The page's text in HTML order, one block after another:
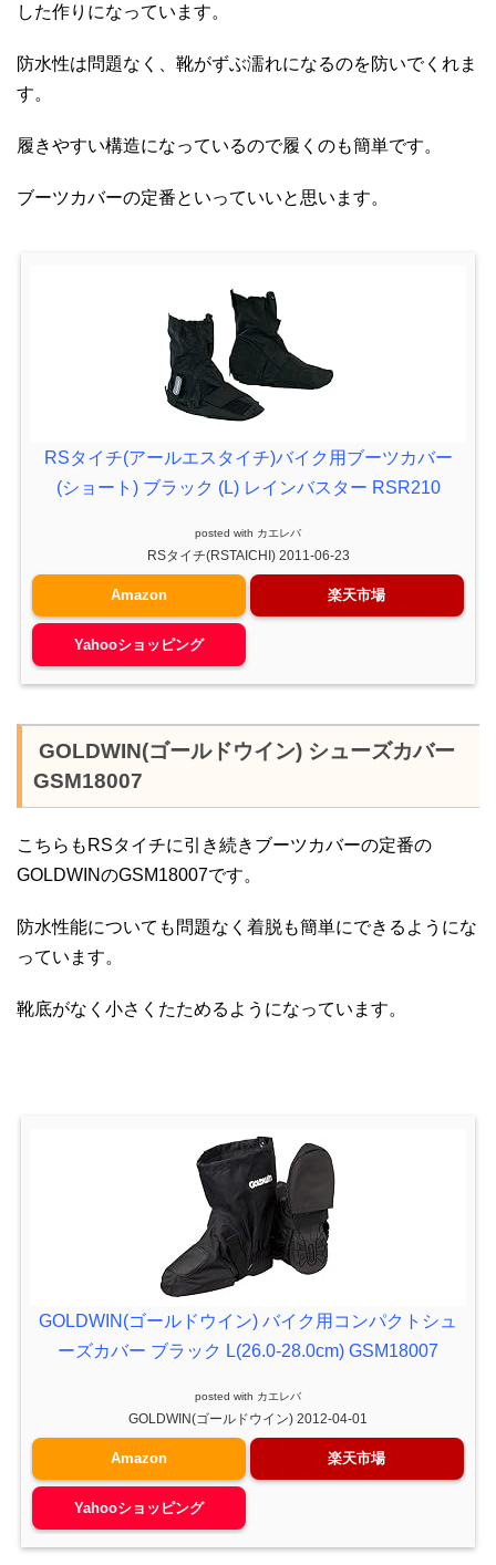
した作りになっています。
防水性は問題なく、靴がずぶ濡れになるのを防いでくれま
す。
履きやすい構造になっているので履くのも簡単です。
ブーツカバーの定番といっていいと思います。
RSタイチ(アールエスタイチ)バイク用ブーツカバー
(ショート) ブラック (L) レインバスター RSR210
posted with カエレバ
RSタイチ(RSTAICHI) 2011-06-23
Amazon 楽天市場
Yahooショッピング
GOLDWIN(ゴールドウイン) シューズカバー
GSM18007
こちらもRSタイチに引き続きブーツカバーの定番の
GOLDWINのGSM18007です。
防水性能についても問題なく着脱も簡単にできるようにな
っています。
靴底がなく小さくたためるようになっています。
GOLDWIN(ゴールドウイン) バイク用コンパクトシュ
ーズカバー ブラック L(26.0-28.0cm) GSM18007
posted with カエレバ
GOLDWIN(ゴールドウイン) 2012-04-01
Amazon 楽天市場
Yahooショッピング